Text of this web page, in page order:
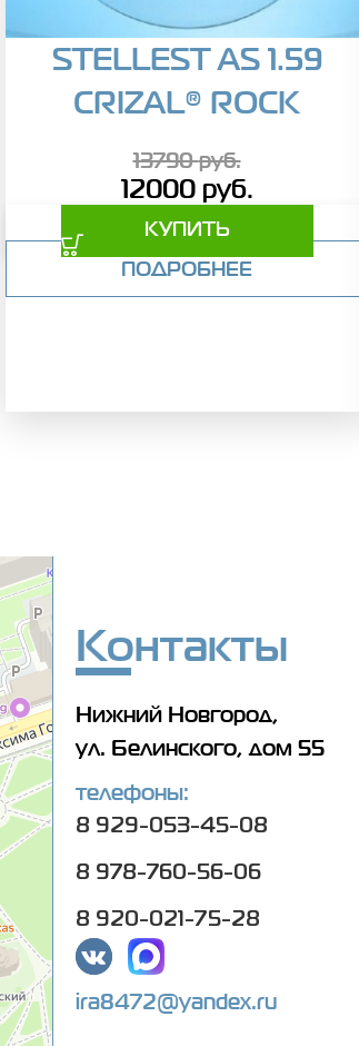
STELLEST AS 1.59
CRIZAL® ROCK
13790руб.
12000 руб.
КУПИТЬ
ПОДРОБНЕЕ
Контакты
Нижний Новгород,
ул. Белинского, дом 55
телефоны:
8 929-053-45-08
8 978-760-56-06
8 920-021-75-28
ira8472@yandex.ru
108
оптики в Нижнем Новгороде
очков в Нижнем Новгороде